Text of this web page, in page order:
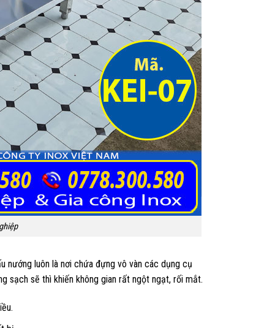
nướng luôn là nơi chứa đựng vô vàn các dụng cụ
sạch sẽ thì khiến không gian rất ngột ngạt, rối mắt.